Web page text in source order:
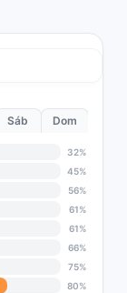
Sáb Dom
32%
45%
56%
61%
61%
66%
75%
80%